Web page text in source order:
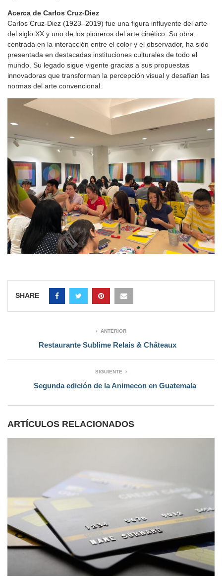
Acerca de Carlos Cruz-Diez
Carlos Cruz-Diez (1923–2019) fue una figura influyente del arte
del siglo XX y uno de los pioneros del arte cinético. Su obra,
centrada en la interacción entre el color y el observador, ha sido
presentada en destacadas instituciones culturales de todo el
mundo. Su legado sigue vigente gracias a sus propuestas
innovadoras que transforman la percepción visual y desafían las
normas del arte convencional.
SHARE
ANTERIOR
Restaurante Sublime Relais & Châteaux
SIGUIENTE
Segunda edición de la Animecon en Guatemala
ARTÍCULOS RELACIONADOS